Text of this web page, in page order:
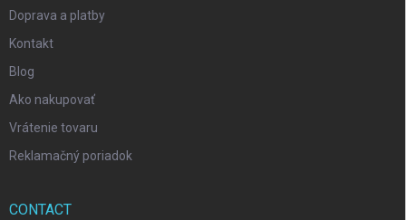
Doprava a platby
Kontakt
Blog
Ako nakupovať
Vrátenie tovaru
Reklamačný poriadok
CONTACT